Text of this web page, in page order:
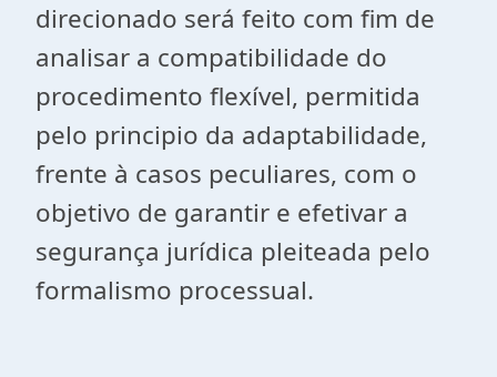
direcionado será feito com fim de
analisar a compatibilidade do
procedimento flexível, permitida
pelo principio da adaptabilidade,
frente à casos peculiares, com o
objetivo de garantir e efetivar a
segurança jurídica pleiteada pelo
formalismo processual.